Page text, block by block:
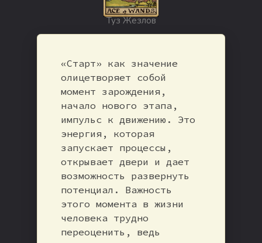
Туз Жезлов
«Старт» как значение
олицетворяет собой
момент зарождения,
начало нового этапа,
импульс к движению. Это
энергия, которая
запускает процессы,
открывает двери и дает
возможность развернуть
потенциал. Важность
этого момента в жизни
человека трудно
переоценить, ведь